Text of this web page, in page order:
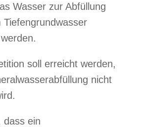
Wasser zur Abfüllung
Tiefengrundwasser
soll erreicht werden,
nicht
dass ein